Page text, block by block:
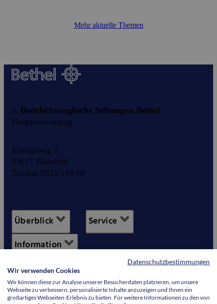
Mehr aktuelle Themen
v. Bodelschwinghsche Stiftungen Bethel
Hauptverwaltung
Königsweg 1
33617 Bielefeld
Telefon 0521/144-00
Überblick
Service
Information
Datenschutzbestimmungen
Wir verwenden Cookies
Wir können diese zur Analyse unserer Besucherdaten platzieren, um unsere
Webseite zu verbessern, personalisierte Inhalte anzuzeigen und Ihnen ein
großartiges Webseiten-Erlebnis zu bieten. Für weitere Informationen zu den von